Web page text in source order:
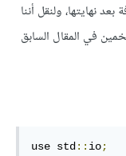
نهايتها، ولنقل أننا
في المقال السابق
use std :: io;